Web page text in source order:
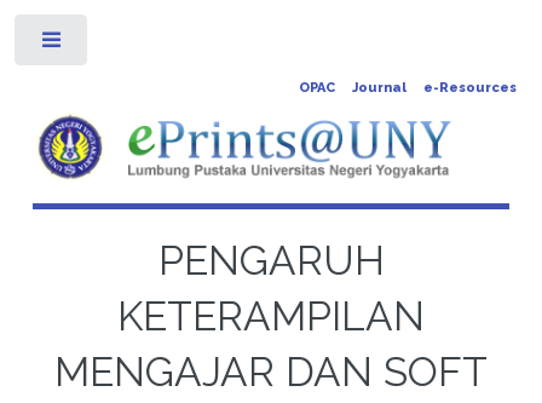
OPAC Journal e-Resources
PENGARUH
KETERAMPILAN
MENGAJAR DAN SOFT